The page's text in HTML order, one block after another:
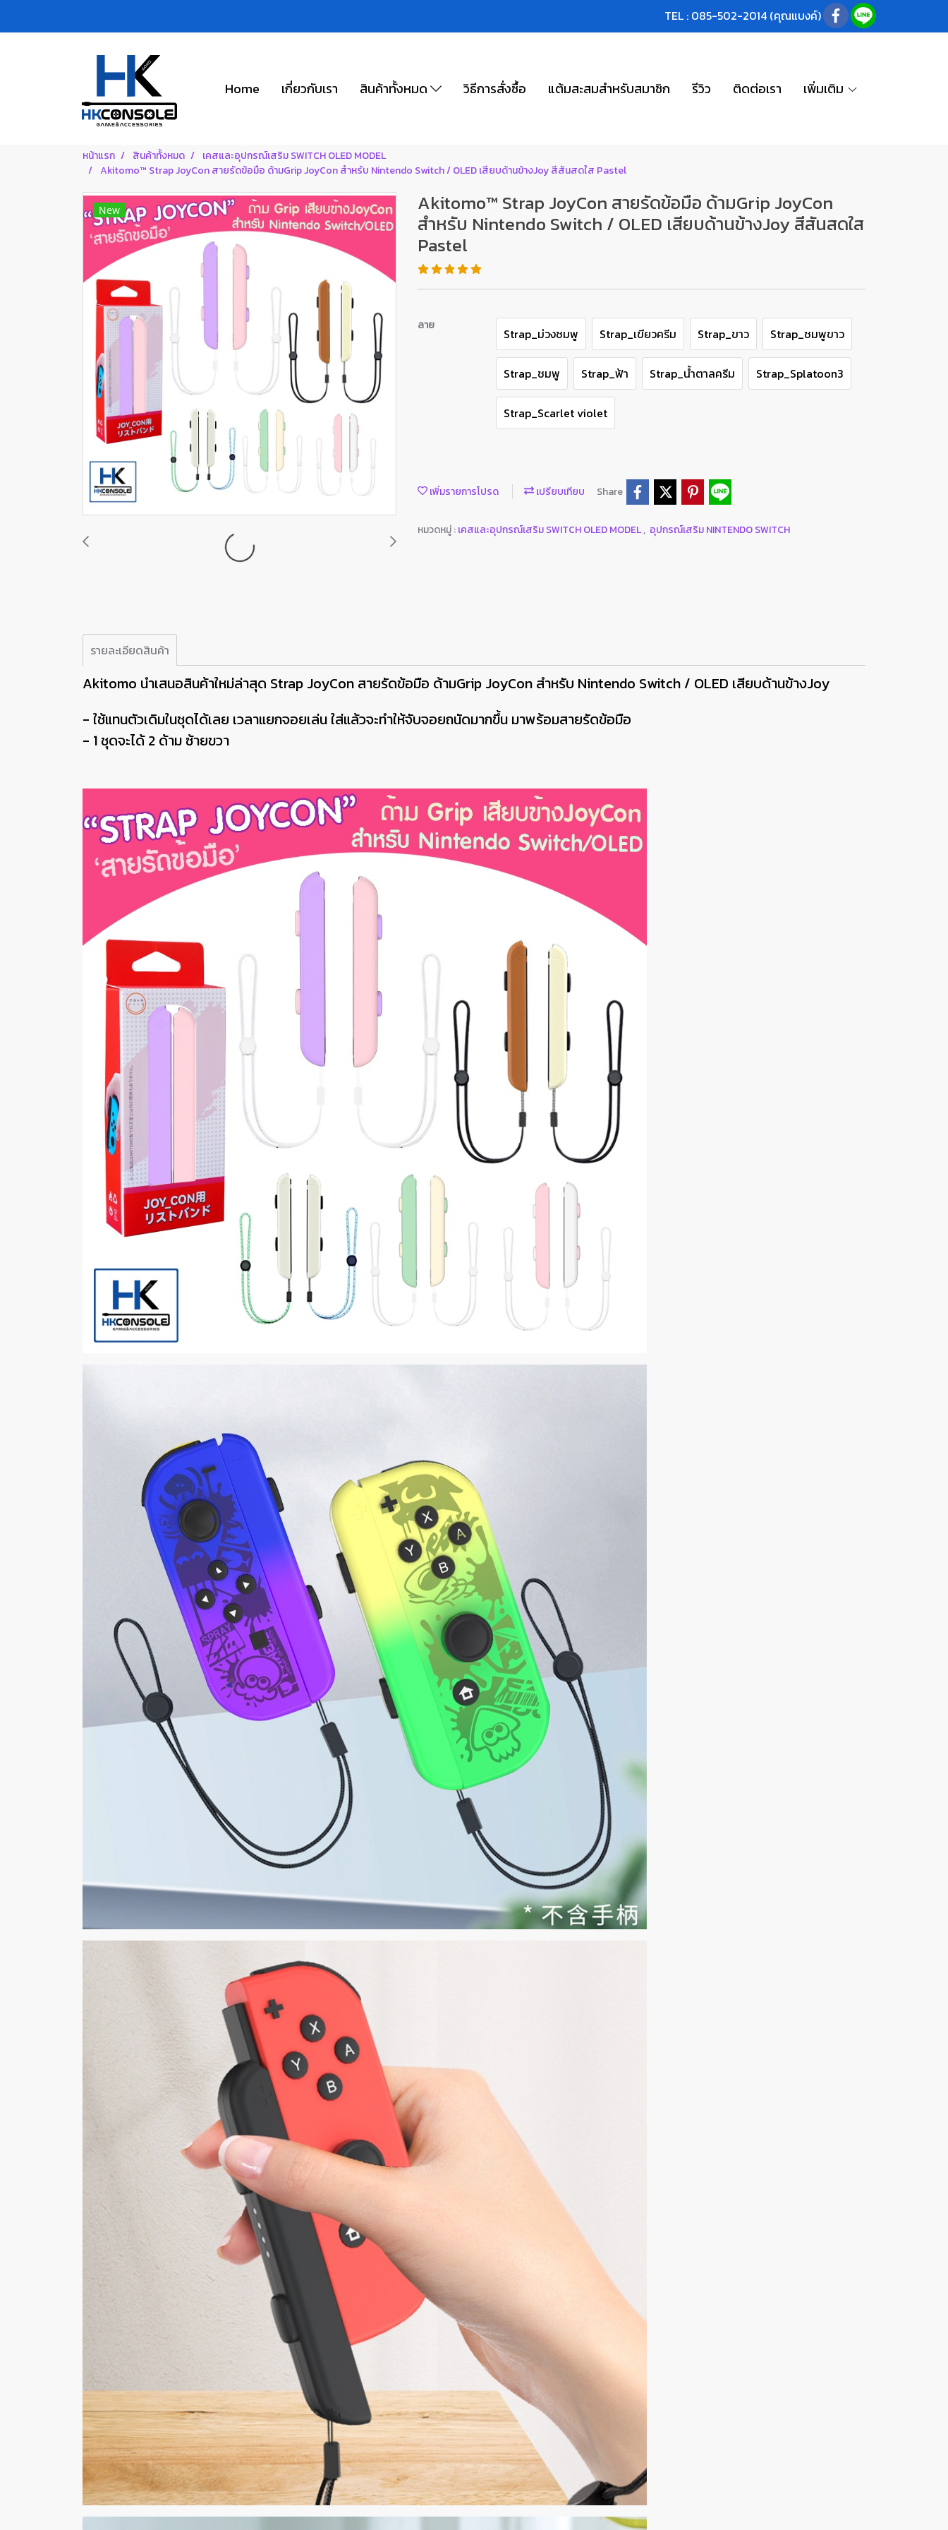
TEL : 085-502-2014 (คุณแบงค์)
Home เกี่ยวกับเรา สินค้าทั้งหมด วิธีการสั่งซื้อ แต้มสะสมสำหรับสมาชิก รีวิว ติดต่อเรา เพิ่มเติม
หน้าแรก สินค้าทั้งหมด
เคสและอุปกรณ์เสริม SWITCH OLED MODEL
Akitomo™ Strap JoyCon สายรัดข้อมือ ด้ามGrip JoyCon สำหรับ Nintendo Switch / OLED เสียบด้านข้างJoy สีสันสดใส Pastel
New Akitomo™ Strap JoyCon สายรัดข้อมือ ด้ามGrip JoyCon
สำหรับ Nintendo Switch / OLED เสียบด้านข้างJoy สีสันสดใส
Pastel
ลาย
Strap_ม่วงชมพู Strap_เขียวครีม Strap_ขาว Strap_ชมพูขาว
Strap_ชมพู Strap_ฟ้า Strap_น้ำตาลครีม Strap_Splatoon3
Strap_Scarlet violet
เพิ่มรายการโปรด เปรียบเทียบ Share
หมวดหมู่ :เคสและอุปกรณ์เสริม SWITCH OLED MODEL, อุปกรณ์เสริม NINTENDO SWITCH
รายละเอียดสินค้า
Akitomo นำเสนอสินค้าใหม่ล่าสุด Strap JoyCon สายรัดข้อมือ ด้ามGrip JoyCon สำหรับ Nintendo Switch / OLED เสียบด้านข้างJoy
- ใช้แทนตัวเดิมในชุดได้เลย เวลาแยกจอยเล่น ใส่แล้วจะทำให้จับจอยถนัดมากขึ้น มาพร้อมสายรัดข้อมือ
- 1 ชุดจะได้ 2 ด้าม ซ้ายขวา